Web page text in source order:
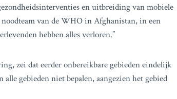
en uitbreiding van mobiele
van de WHO in Afghanistan, in een
hebben alles verloren.”
zei dat eerder onbereikbare gebieden eindelijk
gebieden niet bepalen, aangezien het gebied